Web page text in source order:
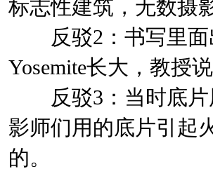
标志性建筑，无数摄
反驳2：书写里面
Yosemite长大，教授
反驳3：当时底片
影师们用的底片引起
的。